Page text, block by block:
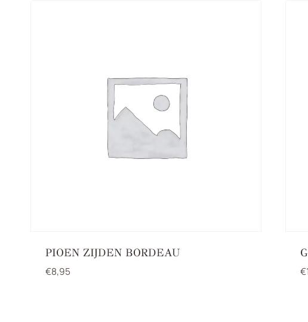
PIOEN ZIJDEN BORDEAU
€8,95 €